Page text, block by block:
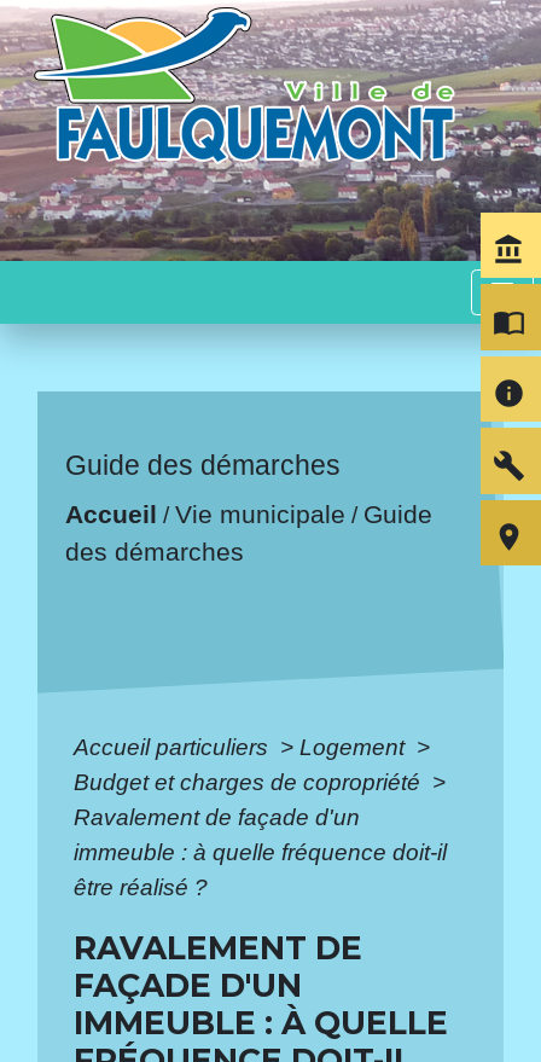
menu
Guide des démarches
Accueil /Vie municipale / Guide
des démarches
Accueil particuliers > Logement >
Budget et charges de copropriété >
Ravalement de façade d'un
immeuble : à quelle fréquence doit-il
être réalisé ?
RAVALEMENT DE
FAÇADE D'UN
IMMEUBLE : À QUELLE
account_balance
import_contacts
info
build
room